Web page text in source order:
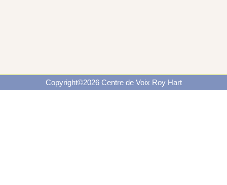
Copyright©2026 Centre de Voix Roy Hart